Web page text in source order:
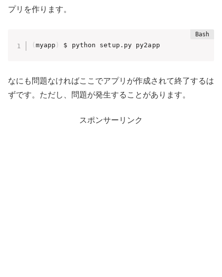
プリを作ります。
( myapp ) $ python setup.py py2app
なにも問題なければここでアプリが作成されて終了するは
ずです。ただし、問題が発生することがあります。
スポンサーリンク